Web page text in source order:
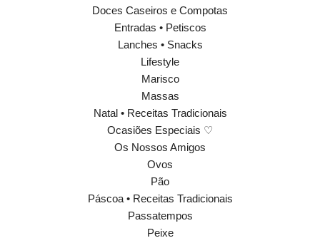
Doces Caseiros e Compotas
Entradas • Petiscos
Lanches • Snacks
Lifestyle
Marisco
Massas
Natal • Receitas Tradicionais
Ocasiões Especiais ♡
Os Nossos Amigos
Ovos
Pão
Páscoa • Receitas Tradicionais
Passatempos
Peixe